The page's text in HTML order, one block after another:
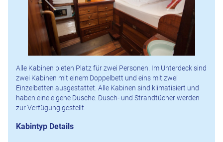
Alle Kabinen bieten Platz für zwei Personen. Im Unterdeck sind
zwei Kabinen mit einem Doppelbett und eins mit zwei
Einzelbetten ausgestattet. Alle Kabinen sind klimatisiert und
haben eine eigene Dusche. Dusch- und Strandtücher werden
zur Verfügung gestellt.
Kabintyp Details